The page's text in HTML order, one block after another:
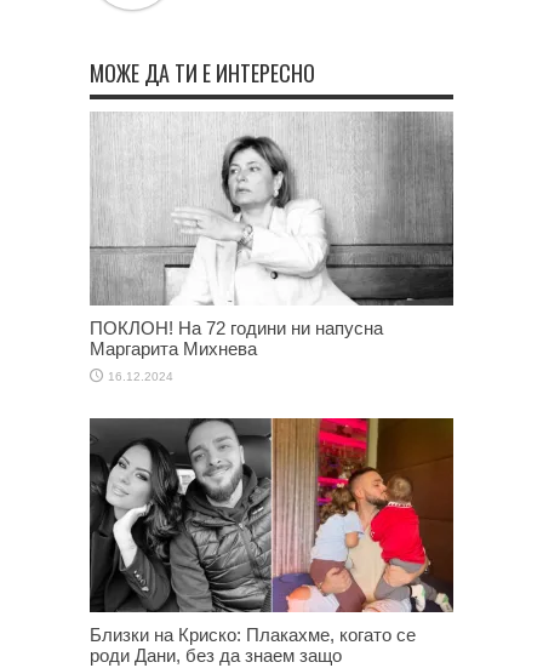
МОЖЕ ДА ТИ Е ИНТЕРЕСНО
ПОКЛОН! На 72 години ни напусна
Маргарита Михнева
16.12.2024
Близки на Криско: Плакахме, когато се
роди Дани, без да знаем защо